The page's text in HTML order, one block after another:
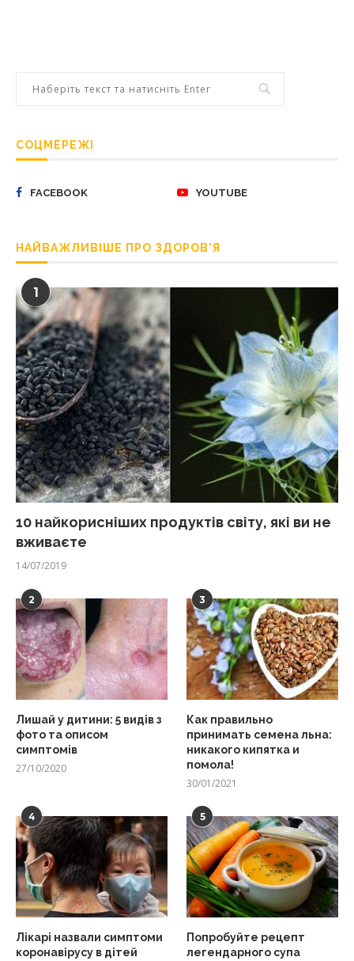
СОЦМЕРЕЖІ
FACEBOOK YOUTUBE
НАЙВАЖЛИВІШЕ ПРО ЗДОРОВ’Я
1
10 найкорисніших продуктів світу, які ви не
вживаєте
14/07/2019
2
Лишай у дитини: 5 видів з
фото та описом
симптомів
27/10/2020
3
Как правильно
принимать семена льна:
никакого кипятка и
помола!
30/01/2021
4
Лікарі назвали симптоми
коронавірусу в дітей
5
Попробуйте рецепт
легендарного супа